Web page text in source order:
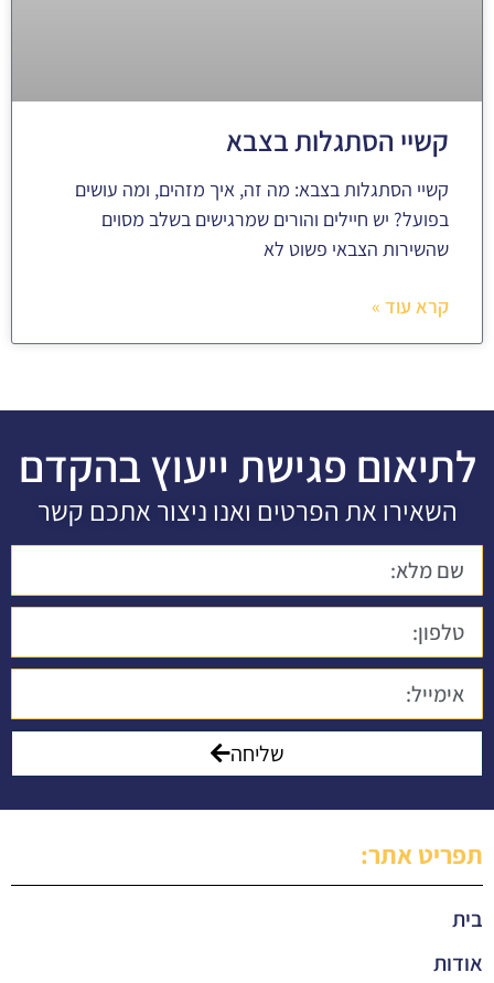
קשיי הסתגלות בצבא
קשיי הסתגלות בצבא: מה זה, איך מזהים, ומה עושים
בפועל? יש חיילים והורים שמרגישים בשלב מסוים
שהשירות הצבאי פשוט לא
קרא עוד »
לתיאום פגישת ייעוץ בהקדם
השאירו את הפרטים ואנו ניצור אתכם קשר
שליחה
תפריט אתר:
בית
אודות